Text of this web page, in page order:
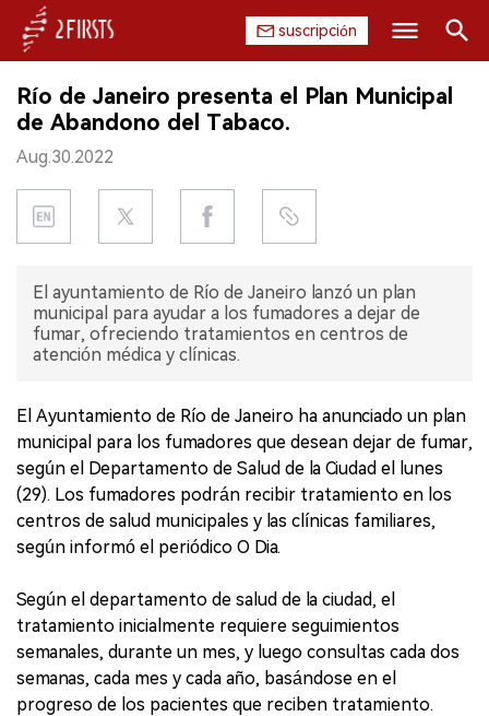
suscripción
INICIO
EMPRESA
PRODUCTO
CHINA
EXPOSICIÓN
ENTREVISTA
Buscar
Río de Janeiro presenta el Plan Municipal
de Abandono del Tabaco.
Aug.30.2022
El ayuntamiento de Río de Janeiro lanzó un plan
municipal para ayudar a los fumadores a dejar de
fumar, ofreciendo tratamientos en centros de
atención médica y clínicas.
El Ayuntamiento de Río de Janeiro ha anunciado un plan
municipal para los fumadores que desean dejar de fumar,
según el Departamento de Salud de la Ciudad el lunes
(29). Los fumadores podrán recibir tratamiento en los
centros de salud municipales y las clínicas familiares,
según informó el periódico O Dia.
Según el departamento de salud de la ciudad, el
tratamiento inicialmente requiere seguimientos
semanales, durante un mes, y luego consultas cada dos
semanas, cada mes y cada año, basándose en el
progreso de los pacientes que reciben tratamiento.